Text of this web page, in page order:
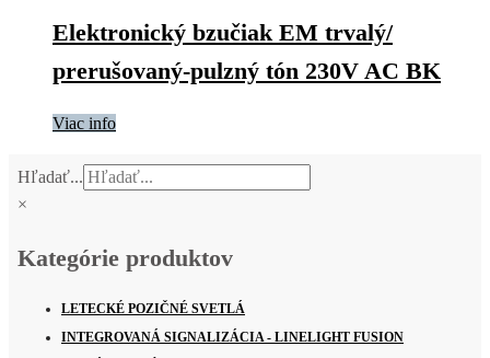
Elektronický bzučiak EM trvalý/
prerušovaný-pulzný tón 230V AC BK
Viac info
Hľadať...
×
Kategórie produktov
LETECKÉ POZIČNÉ SVETLÁ
INTEGROVANÁ SIGNALIZÁCIA - LINELIGHT FUSION